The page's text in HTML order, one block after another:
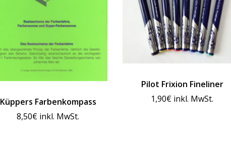
Küppers Farbenkompass
8,50€ inkl. MwSt.
Pilot Frixion Fineliner
1,90€ inkl. MwSt.